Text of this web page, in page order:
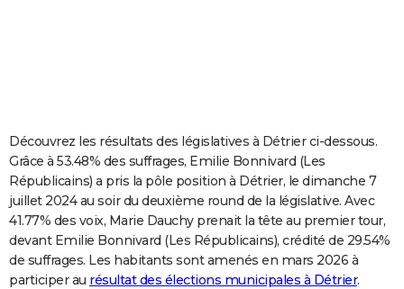
Carte de Noël
Carte Bonne année
Carte Saint-Valentin
Carte Pâques
Carte d'anniversaire
DICTIONNAIRE
Dictionnaire
Biographies
Citations
Expressions
Proverbes
PROGRAMME TV
COPAINS D'AVANT
S'inscrire
Se connecter
Lycées
Collèges
Primaires
Universités
Entreprises
Service militaire
Avis de recherche
AVIS DE DÉCÈS
Découvrez les résultats des législatives à Détrier ci-dessous.
Grâce à 53.48% des suffrages, Emilie Bonnivard (Les
Républicains) a pris la pôle position à Détrier, le dimanche 7
juillet 2024 au soir du deuxième round de la législative. Avec
41.77% des voix, Marie Dauchy prenait la tête au premier tour,
devant Emilie Bonnivard (Les Républicains), crédité de 29.54%
de suffrages. Les habitants sont amenés en mars 2026 à
participer au résultat des élections municipales à Détrier.